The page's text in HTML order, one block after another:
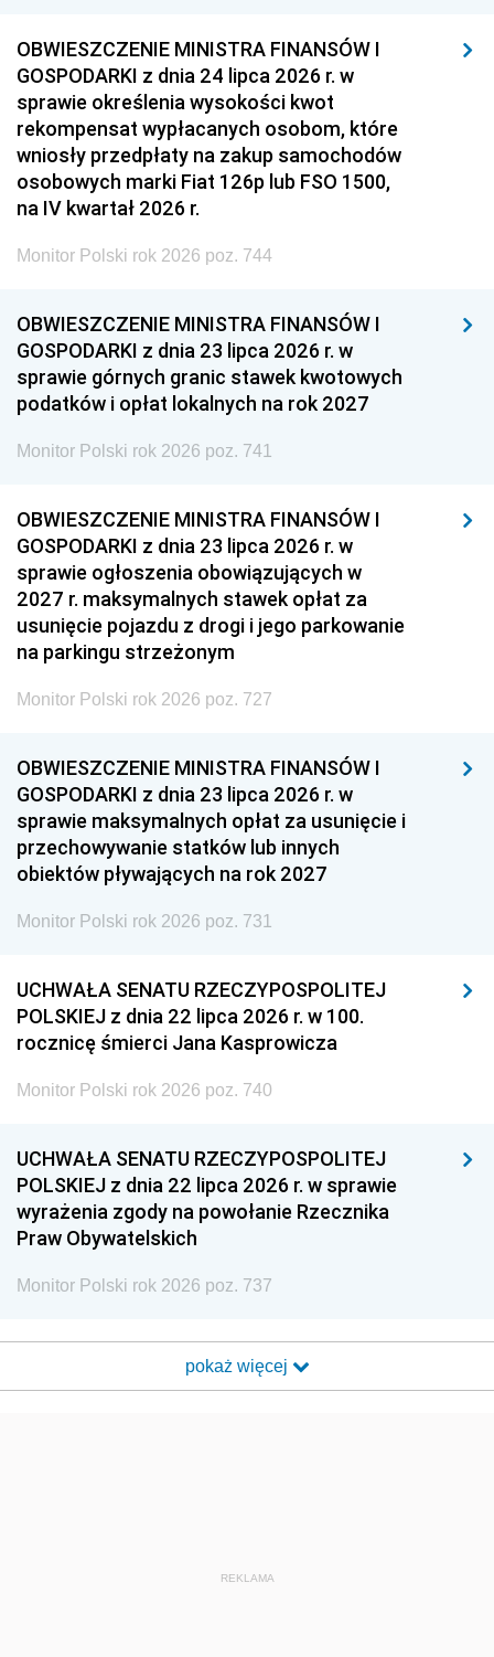
OBWIESZCZENIE MINISTRA FINANSÓW I
GOSPODARKI z dnia 24 lipca 2026 r. w
sprawie określenia wysokości kwot
rekompensat wypłacanych osobom, które
wniosły przedpłaty na zakup samochodów
osobowych marki Fiat 126p lub FSO 1500,
na IV kwartał 2026 r.
Monitor Polski rok 2026 poz. 744
OBWIESZCZENIE MINISTRA FINANSÓW I
GOSPODARKI z dnia 23 lipca 2026 r. w
sprawie górnych granic stawek kwotowych
podatków i opłat lokalnych na rok 2027
Monitor Polski rok 2026 poz. 741
OBWIESZCZENIE MINISTRA FINANSÓW I
GOSPODARKI z dnia 23 lipca 2026 r. w
sprawie ogłoszenia obowiązujących w
2027 r. maksymalnych stawek opłat za
usunięcie pojazdu z drogi i jego parkowanie
na parkingu strzeżonym
Monitor Polski rok 2026 poz. 727
OBWIESZCZENIE MINISTRA FINANSÓW I
GOSPODARKI z dnia 23 lipca 2026 r. w
sprawie maksymalnych opłat za usunięcie i
przechowywanie statków lub innych
obiektów pływających na rok 2027
Monitor Polski rok 2026 poz. 731
UCHWAŁA SENATU RZECZYPOSPOLITEJ
POLSKIEJ z dnia 22 lipca 2026 r. w 100.
rocznicę śmierci Jana Kasprowicza
Monitor Polski rok 2026 poz. 740
UCHWAŁA SENATU RZECZYPOSPOLITEJ
POLSKIEJ z dnia 22 lipca 2026 r. w sprawie
wyrażenia zgody na powołanie Rzecznika
Praw Obywatelskich
Monitor Polski rok 2026 poz. 737
pokaż więcej
REKLAMA